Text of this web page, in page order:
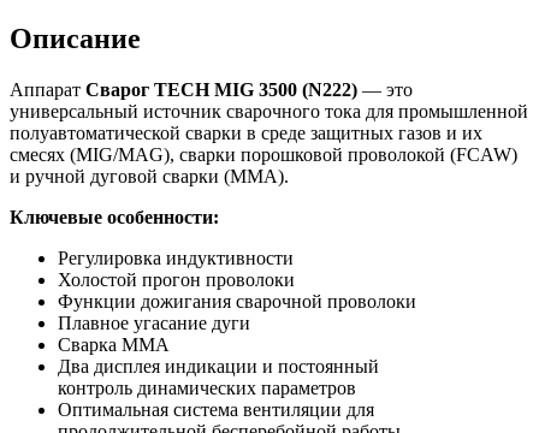
Описание
Аппарат Сварог TECH MIG 3500 (N222) — это
универсальный источник сварочного тока для промышленной
полуавтоматической сварки в среде защитных газов и их
смесях (MIG/MAG), сварки порошковой проволокой (FCAW)
и ручной дуговой сварки (MMA).
Ключевые особенности:
Регулировка индуктивности
Холостой прогон проволоки
Функции дожигания сварочной проволоки
Плавное угасание дуги
Сварка MMA
Два дисплея индикации и постоянный
контроль динамических параметров
Оптимальная система вентиляции для